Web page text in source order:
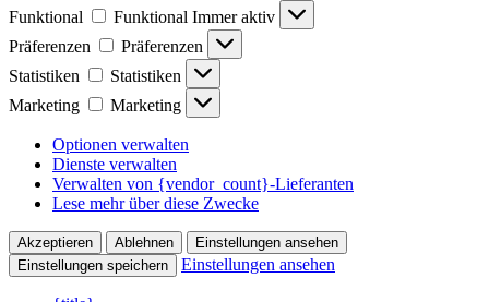
Funktional
Funktional Immer aktiv
Präferenzen
Präferenzen
Statistiken
Statistiken
Marketing
Marketing
Optionen verwalten
Dienste verwalten
Verwalten von {vendor_count}-Lieferanten
Lese mehr über diese Zwecke
Akzeptieren Ablehnen
Einstellungen ansehen
Einstellungen speichern
Einstellungen ansehen